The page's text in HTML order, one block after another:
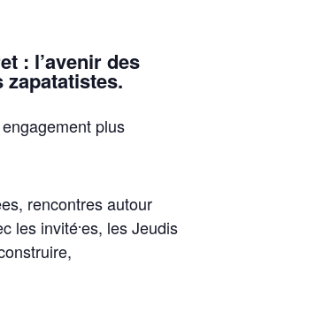
: l’avenir des
zapatatistes.
plus
rencontres autour
les invité⸱es, les Jeudis